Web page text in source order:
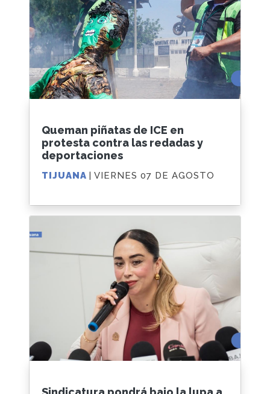
Queman piñatas de ICE en
protesta contra las redadas y
deportaciones
TIJUANA | VIERNES 07 DE AGOSTO